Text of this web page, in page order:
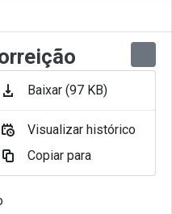
012-2023
por Juliana
Baixar (97 KB)
Visualizar histórico
Copiar para